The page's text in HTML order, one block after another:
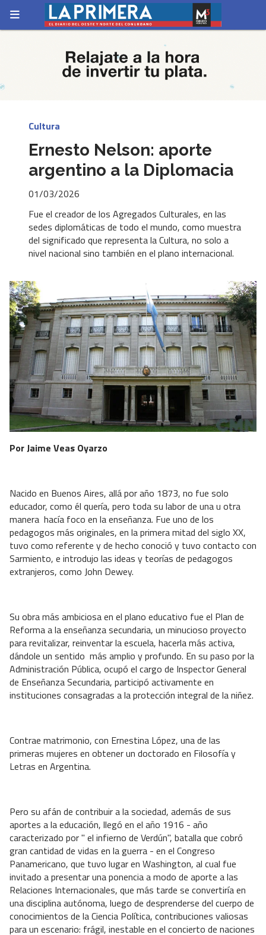
Ernesto Nelson: aporte
argentino a la Diplomacia
Fue el creador de los Agregados Culturales, en las
sedes diplomáticas de todo el mundo, como muestra
del significado que representa la Cultura, no solo a
nivel nacional sino también en el plano internacional.
Cultura
01/03/2026
Por Jaime Veas Oyarzo
Nacido en Buenos Aires, allá por año 1873, no fue solo
educador, como él quería, pero toda su labor de una u otra
manera hacía foco en la enseñanza. Fue uno de los
pedagogos más originales, en la primera mitad del siglo XX,
tuvo como referente y de hecho conoció y tuvo contacto con
Sarmiento, e introdujo las ideas y teorías de pedagogos
extranjeros, como John Dewey.
Su obra más ambiciosa en el plano educativo fue el Plan de
Reforma a la enseñanza secundaria, un minucioso proyecto
para revitalizar, reinventar la escuela, hacerla más activa,
dándole un sentido más amplio y profundo. En su paso por la
Administración Pública, ocupó el cargo de Inspector General
de Enseñanza Secundaria, participó activamente en
instituciones consagradas a la protección integral de la niñez.
Contrae matrimonio, con Ernestina López, una de las
primeras mujeres en obtener un doctorado en Filosofía y
Letras en Argentina.
Pero su afán de contribuir a la sociedad, además de sus
aportes a la educación, llegó en el año 1916 - año
caracterizado por " el infierno de Verdún", batalla que cobró
gran cantidad de vidas en la guerra - en el Congreso
Panamericano, que tuvo lugar en Washington, al cual fue
invitado a presentar una ponencia a modo de aporte a las
Relaciones Internacionales, que más tarde se convertiría en
una disciplina autónoma, luego de desprenderse del cuerpo de
conocimientos de la Ciencia Política, contribuciones valiosas
para un escenario: frágil, inestable en el concierto de naciones